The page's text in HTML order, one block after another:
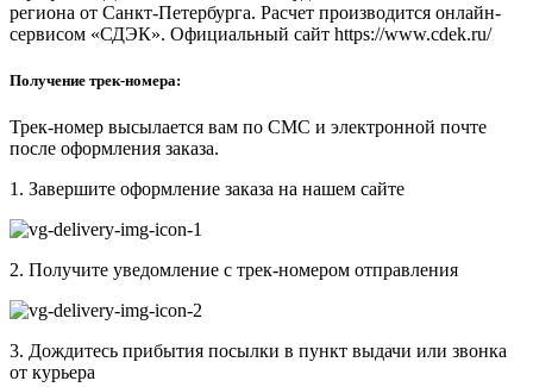
региона от Санкт-Петербурга. Расчет производится онлайн-
сервисом «СДЭК». Официальный сайт https://www.cdek.ru/
Получение трек-номера:
Трек-номер высылается вам по СМС и электронной почте
после оформления заказа.
1. Завершите оформление заказа на нашем сайте
2. Получите уведомление с трек-номером отправления
3. Дождитесь прибытия посылки в пункт выдачи или звонка
от курьера